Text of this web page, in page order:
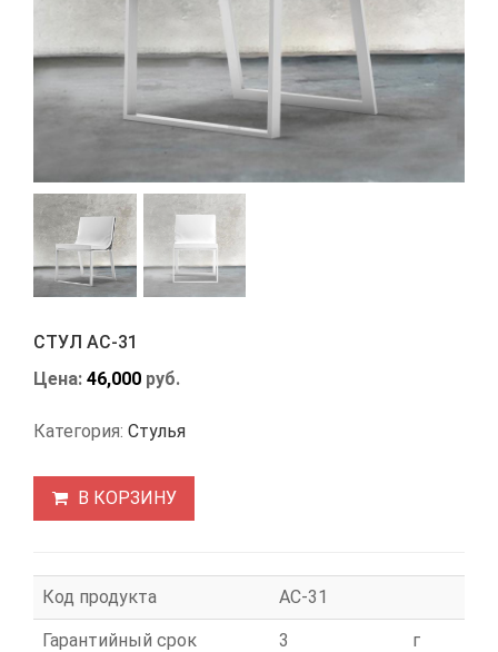
СТУЛ АС-31
Цена: 46,000 руб.
Категория: Стулья
В КОРЗИНУ
Код продукта АС-31
Гарантийный срок 3 г